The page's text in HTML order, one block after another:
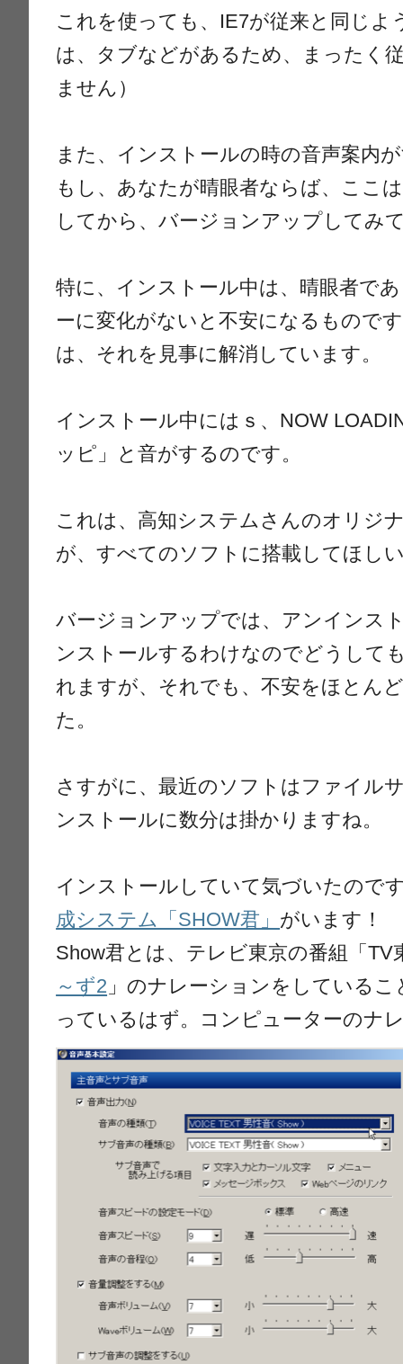
これを使っても、IE7が従来と同じよ
は、タブなどがあるため、まったく
ません）
また、インストールの時の音声案内
もし、あなたが晴眼者ならば、ここ
してから、バージョンアップしてみ
特に、インストール中は、晴眼者で
ーに変化がないと不安になるもので
は、それを見事に解消しています。
インストール中にはｓ、NOW
ッピ」と音がするのです。
これは、高知システムさんのオリジ
が、すべてのソフトに搭載してほし
バージョンアップでは、アンインス
ンストールするわけなのでどうして
れますが、それでも、不安をほとん
た。
さすがに、最近のソフトはファイル
ンストールに数分は掛かりますね。
インストールしていて気づいたので
成システム「SHOW君」 がいます！
Show君とは、テレビ東京の番組「TV
～ず2 」のナレーションをしている
っているはず。コンピューターのナ